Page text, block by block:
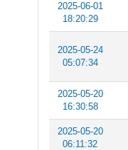
2025-06-01
18:20:29
2025-05-24
05:07:34
2025-05-20
16:30:58
2025-05-20
06:11:32